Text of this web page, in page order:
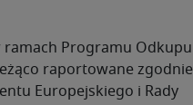
ramach Programu Odkupu
raportowane zgodnie
Europejskiego i Rady